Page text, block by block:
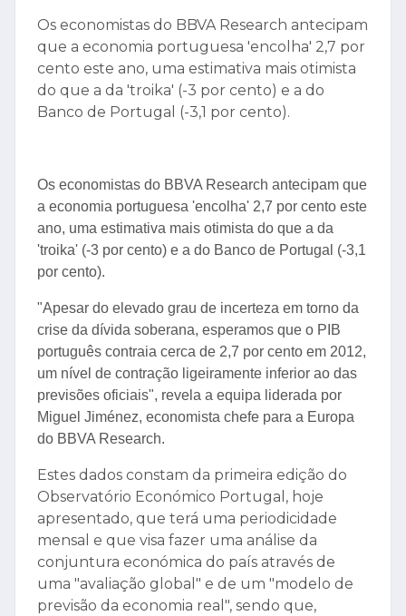
Os economistas do BBVA Research antecipam
que a economia portuguesa 'encolha' 2,7 por
cento este ano, uma estimativa mais otimista
do que a da 'troika' (-3 por cento) e a do
Banco de Portugal (-3,1 por cento).
Os economistas do BBVA Research antecipam que
a economia portuguesa 'encolha' 2,7 por cento este
ano, uma estimativa mais otimista do que a da
'troika' (-3 por cento) e a do Banco de Portugal (-3,1
por cento).
"Apesar do elevado grau de incerteza em torno da
crise da dívida soberana, esperamos que o PIB
português contraia cerca de 2,7 por cento em 2012,
um nível de contração ligeiramente inferior ao das
previsões oficiais", revela a equipa liderada por
Miguel Jiménez, economista chefe para a Europa
do BBVA Research.
Estes dados constam da primeira edição do
Observatório Económico Portugal, hoje
apresentado, que terá uma periodicidade
mensal e que visa fazer uma análise da
conjuntura económica do país através de
uma "avaliação global" e de um "modelo de
previsão da economia real", sendo que,